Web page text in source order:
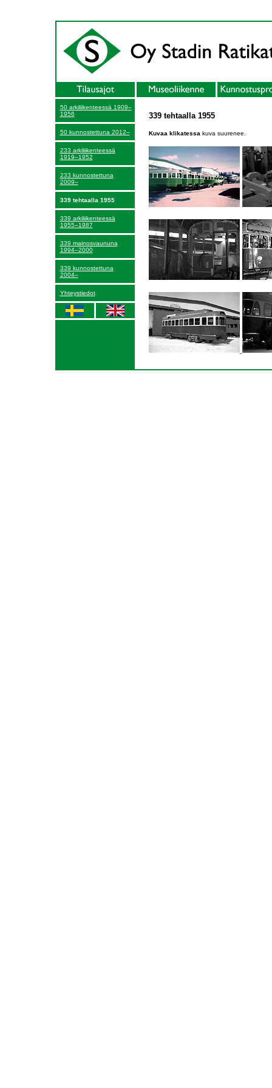
50 arkiliikenteessä 1909–
1956
50 kunnostettuna 2012–
233 arkiliikenteessä
1919–1952
233 kunnostettuna
2009–
339 tehtaalla 1955
339 arkiliikenteessä
1955–1987
339 mainosvaununa
1994–2000
339 kunnostettuna
2004–
Yhteystiedot
339 tehtaalla 1955
Kuvaa klikatessa kuva suurenee.